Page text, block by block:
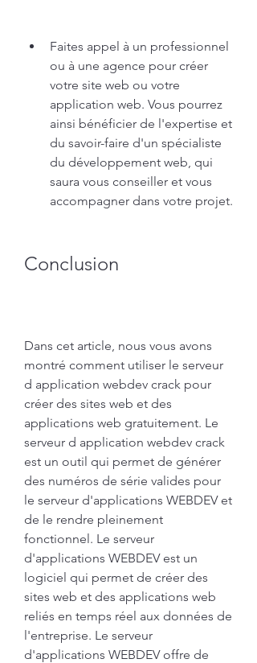
Faites appel à un professionnel
ou à une agence pour créer
votre site web ou votre
application web. Vous pourrez
ainsi bénéficier de l'expertise et
du savoir-faire d'un spécialiste
du développement web, qui
saura vous conseiller et vous
accompagner dans votre projet.
Conclusion
Dans cet article, nous vous avons
montré comment utiliser le serveur
d application webdev crack pour
créer des sites web et des
applications web gratuitement. Le
serveur d application webdev crack
est un outil qui permet de générer
des numéros de série valides pour
le serveur d'applications WEBDEV et
de le rendre pleinement
fonctionnel. Le serveur
d'applications WEBDEV est un
logiciel qui permet de créer des
sites web et des applications web
reliés en temps réel aux données de
l'entreprise. Le serveur
d'applications WEBDEV offre de